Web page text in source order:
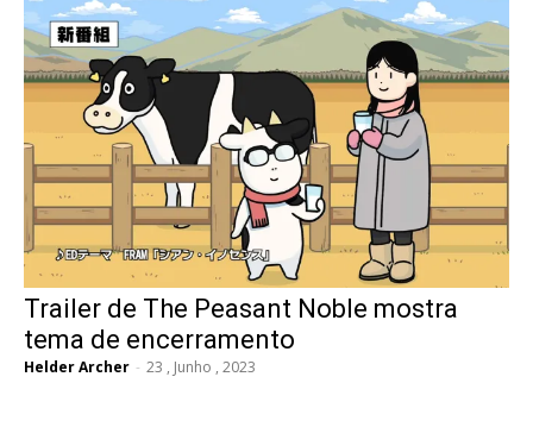
Trailer de The Peasant Noble mostra
tema de encerramento
Helder Archer - 23 , Junho , 2023